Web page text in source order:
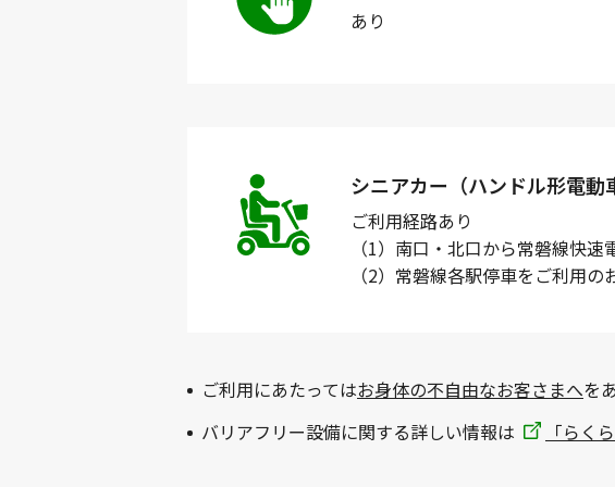
あり
シニアカー（ハンドル形電動
ご利用経路あり
（1）南口・北口から常磐線快
（2）常磐線各駅停車をご利用
ご利用にあたってはお身体の不自由なお客さまへを
バリアフリー設備に関する詳しい情報は
「らく